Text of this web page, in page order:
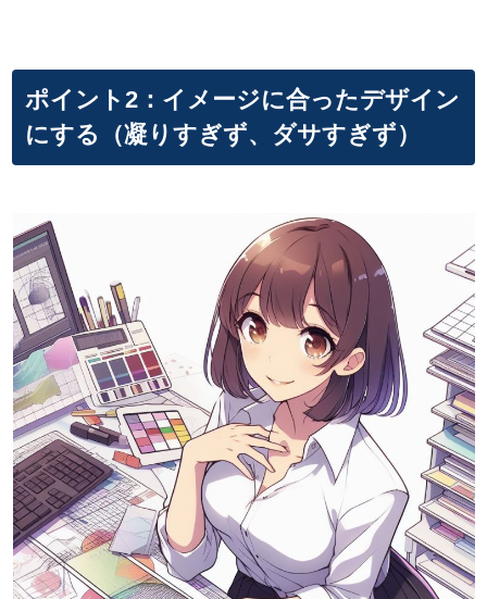
ポイント2：イメージに合ったデザイン
にする（凝りすぎず、ダサすぎず）